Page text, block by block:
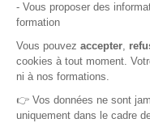
- Vous proposer des
formation
Vous pouvez accepter,
cookies à tout moment.
ni à nos formations.
👉 Vos données ne sont
uniquement dans le cadre